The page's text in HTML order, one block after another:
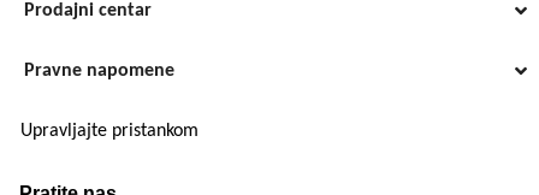
Prodajni centar
Pravne napomene
Upravljajte pristankom